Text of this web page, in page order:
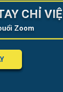
CHỈ
Zoom